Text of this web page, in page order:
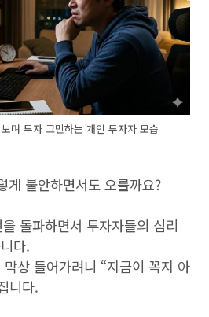
며 투자 고민하는 개인 투자자 모습
게 불안하면서도 오를까요?
돌파하면서 투자자들의 심리
다.
상 들어가려니 “지금이 꼭지 아
니다.